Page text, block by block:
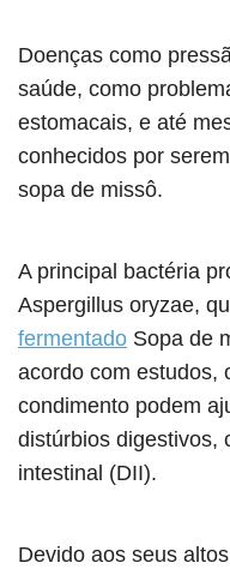
Doenças como
saúde, como
estomacais, e até
conhecidos por
sopa de missô.
A principal bactéria
Aspergillus oryzae,
fermentado Sopa de
acordo com estudos,
condimento podem
distúrbios digestivos,
intestinal (DII).
Devido aos seus